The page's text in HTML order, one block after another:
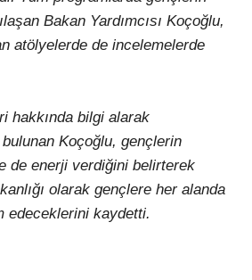
Bakan Yardımcısı Koçoğlu,
atölyelerde de incelemelerde
hakkında bilgi alarak
Koçoğlu, gençlerin
de enerji verdiğini belirterek
olarak gençlere her alanda
edeceklerini kaydetti.